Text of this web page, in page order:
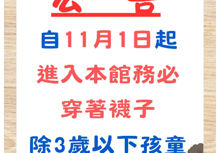
結
回
首
頁
網
站
導
覽
嘉
義
市
社